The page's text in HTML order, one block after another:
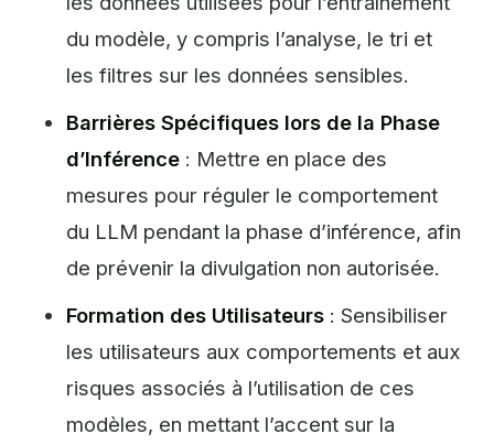
du modèle, y compris l’analyse, le tri et
les filtres sur les données sensibles.
Barrières Spécifiques lors de la Phase
d’Inférence : Mettre en place des
mesures pour réguler le comportement
du LLM pendant la phase d’inférence, afin
de prévenir la divulgation non autorisée.
Formation des Utilisateurs : Sensibiliser
les utilisateurs aux comportements et aux
risques associés à l’utilisation de ces
modèles, en mettant l’accent sur la